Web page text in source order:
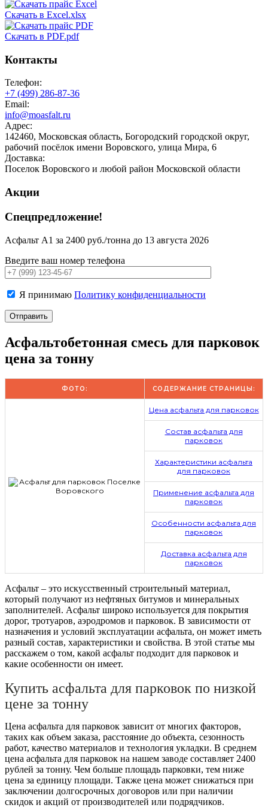
Скачать в Excel.xlsx
Скачать в PDF.pdf
Контакты
Телефон:
+7 (499) 286-87-36
Email:
info@moasfalt.ru
Адрес:
142460, Московская область, Богородский городской округ,
рабочий посёлок имени Воровского, улица Мира, 6
Доставка:
Поселок Воровского и любой район Московской области
Акции
Спецпредложение!
Асфальт А1 за 2400 руб./тонна до 13 августа 2026
Введите ваш номер телефона
Я принимаю Политику конфиденциальности
Асфальтобетонная смесь для парковок
цена за тонну
ФОТО: СОДЕРЖАНИЕ СТРАНИЦЫ:
Цена асфальта для парковок
Состав асфальта для
парковок
Характеристики асфальта
для парковок
Применение асфальта для
парковок
Особенности асфальта для
парковок
Доставка асфальта для
парковок
Асфальт – это искусственный строительный материал,
который получают из нефтяных битумов и минеральных
заполнителей. Асфальт широко используется для покрытия
дорог, тротуаров, аэродромов и парковок. В зависимости от
назначения и условий эксплуатации асфальта, он может иметь
разный состав, характеристики и свойства. В этой статье мы
расскажем о том, какой асфальт подходит для парковок и
какие особенности он имеет.
Купить асфальта для парковок по низкой
цене за тонну
Цена асфальта для парковок зависит от многих факторов,
таких как объем заказа, расстояние до объекта, сезонность
работ, качество материалов и технология укладки. В среднем
цена асфальта для парковок на нашем заводе составляет 2400
рублей за тонну. Чем больше площадь парковки, тем ниже
цена за единицу площади. Также цена может снижаться при
заключении долгосрочных договоров или при наличии
скидок и акций от производителей или подрядчиков.